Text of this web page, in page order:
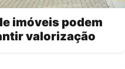
imóveis podem
valorização